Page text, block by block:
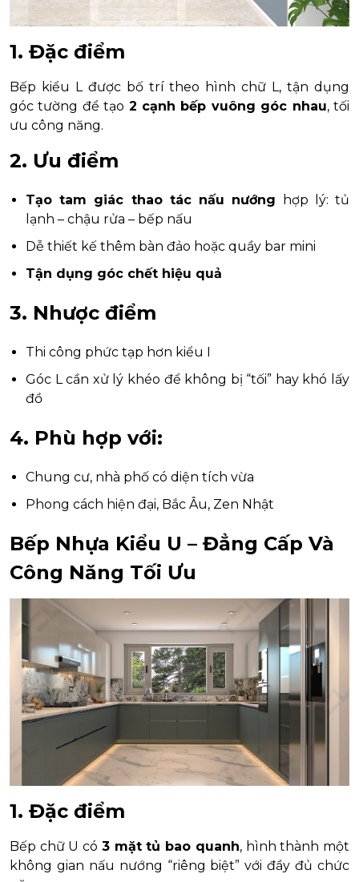
1. Đặc điểm
Bếp kiểu L được bố trí theo hình chữ L, tận dụng
góc tường để tạo 2 cạnh bếp vuông góc nhau, tối
ưu công năng.
2. Ưu điểm
Tạo tam giác thao tác nấu nướng hợp lý: tủ
lạnh – chậu rửa – bếp nấu
Dễ thiết kế thêm bàn đảo hoặc quầy bar mini
Tận dụng góc chết hiệu quả
3. Nhược điểm
Thi công phức tạp hơn kiểu I
Góc L cần xử lý khéo để không bị “tối” hay khó lấy
đồ
4. Phù hợp với:
Chung cư, nhà phố có diện tích vừa
Phong cách hiện đại, Bắc Âu, Zen Nhật
Bếp Nhựa Kiểu U – Đẳng Cấp Và
Công Năng Tối Ưu
1. Đặc điểm
Bếp chữ U có 3 mặt tủ bao quanh, hình thành một
không gian nấu nướng “riêng biệt” với đầy đủ chức